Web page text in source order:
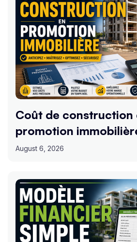
Coût de construction
promotion
August 6, 2026